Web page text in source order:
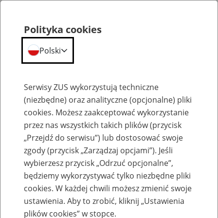
Emerytury
Baza zlikwidowanych lub
przekształconych zakładów pracy
Polityka cookies
Polski
Serwisy ZUS wykorzystują techniczne
(niezbędne) oraz analityczne (opcjonalne) pliki
cookies. Możesz zaakceptować wykorzystanie
przez nas wszystkich takich plików (przycisk
„Przejdź do serwisu”) lub dostosować swoje
zgody (przycisk „Zarządzaj opcjami”). Jeśli
wybierzesz przycisk „Odrzuć opcjonalne”,
będziemy wykorzystywać tylko niezbędne pliki
cookies. W każdej chwili możesz zmienić swoje
ustawienia. Aby to zrobić, kliknij „Ustawienia
plików cookies” w stopce.